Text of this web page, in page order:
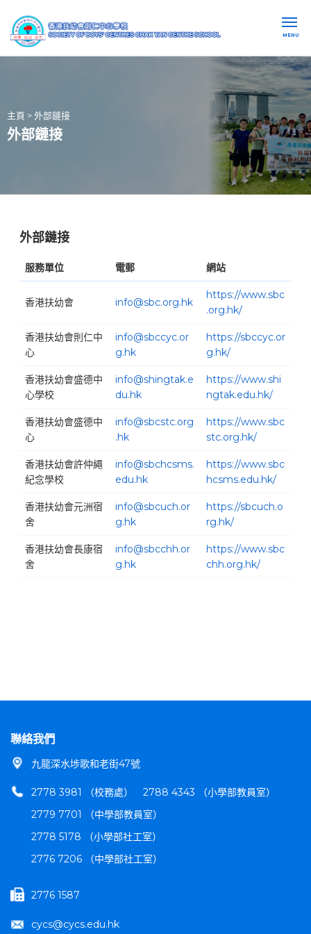
MENU
主頁 > 外部鏈接
外部鏈接
外部鏈接
服務單位 電郵 網站
香港扶幼會 info@sbc.org.hk
https://www.sbc
.org.hk/
香港扶幼會則仁中
心
info@sbccyc.or
g.hk
https://sbccyc.or
g.hk/
香港扶幼會盛德中
心學校
info@shingtak.e
du.hk
https://www.shi
ngtak.edu.hk/
香港扶幼會盛德中
心
info@sbcstc.org
.hk
https://www.sbc
stc.org.hk/
香港扶幼會許仲繩
紀念學校
info@sbchcsms.
edu.hk
https://www.sbc
hcsms.edu.hk/
香港扶幼會元洲宿
舍
info@sbcuch.or
g.hk
https://sbcuch.o
rg.hk/
香港扶幼會長康宿
舍
info@sbcchh.or
g.hk
https://www.sbc
chh.org.hk/
聯絡我們
九龍深水埗歌和老街47號
2778 3981 （校務處）
2788 4343 （小學部教員室）
2779 7701 （中學部教員室）
2778 5178 （小學部社工室）
2776 7206 （中學部社工室）
2776 1587
cycs@cycs.edu.hk